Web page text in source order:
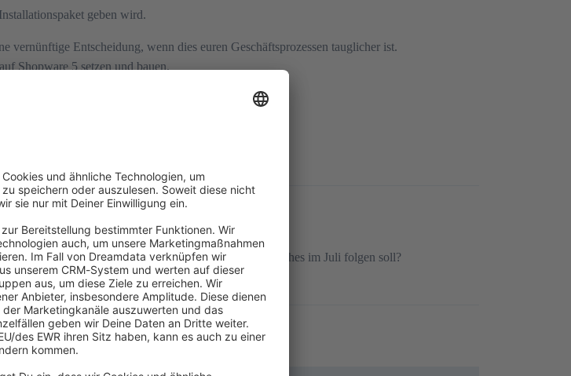
geben wird.
Entscheidung, wenn dies euren Geschäftsprozessen tauglicher ist.
Shopware 5 setzen und bauen.
Stahl”)‍ mit Shopware 6.0 meinst du das “Release”, welches im Juli folgen soll?